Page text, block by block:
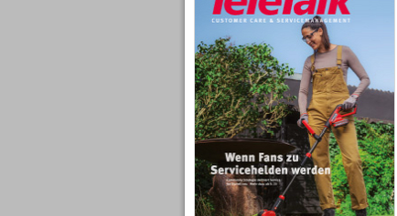
TK- und ACD-Systeme